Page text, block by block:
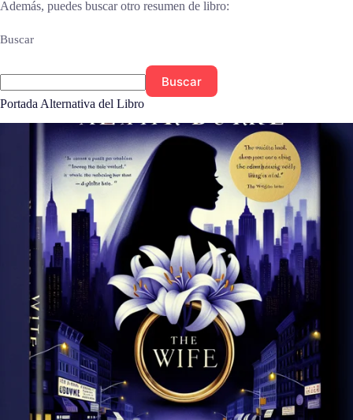
Además, puedes buscar otro resumen de libro:
Buscar
Buscar
Portada Alternativa del Libro